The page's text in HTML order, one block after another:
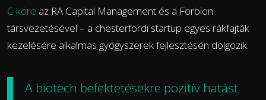
C köre az RA Capital Management és a Forbion
társvezetésével – a chesterfordi startup egyes rákfajták
kezelésére alkalmas gyógyszerek fejlesztésén dolgozik.
A biotech befektetésekre pozitív hatást